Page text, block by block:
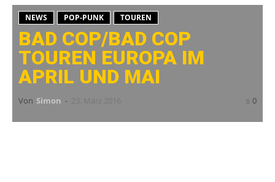
NEWS POP-PUNK TOUREN
BAD COP/BAD COP
TOUREN EUROPA IM
APRIL UND MAI
Von Simon - 0